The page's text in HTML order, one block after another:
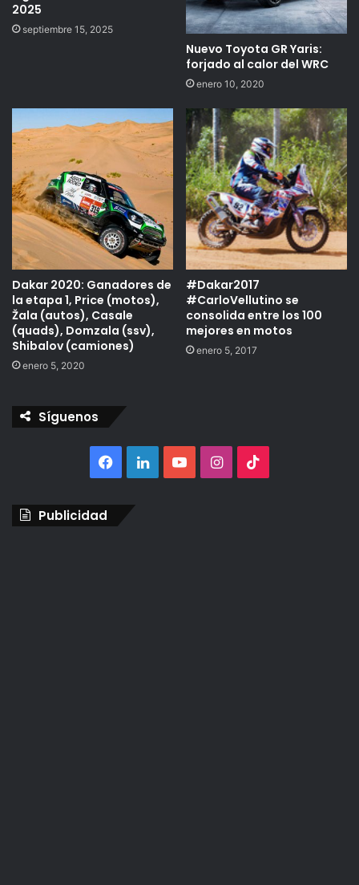
2025
septiembre 15, 2025
Nuevo Toyota GR Yaris:
forjado al calor del WRC
enero 10, 2020
Dakar 2020: Ganadores de
la etapa 1, Price (motos),
Žala (autos), Casale
(quads), Domzala (ssv),
Shibalov (camiones)
enero 5, 2020
#Dakar2017
#CarloVellutino se
consolida entre los 100
mejores en motos
enero 5, 2017
Síguenos
Facebook
LinkedInYouTubeInstagram
Publicidad